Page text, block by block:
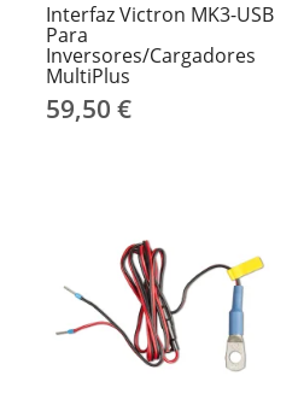
Interfaz Victron MK3-USB
Para
Inversores/cargadores
MultiPlus
59,50 €